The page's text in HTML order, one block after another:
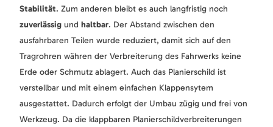
Stabilität. Zum anderen bleibt es auch langfristig noch
zuverlässig und haltbar. Der Abstand zwischen den
ausfahrbaren Teilen wurde reduziert, damit sich auf den
Tragrohren währen der Verbreiterung des Fahrwerks keine
Erde oder Schmutz ablagert. Auch das Planierschild ist
verstellbar und mit einem einfachen Klappensytem
ausgestattet. Dadurch erfolgt der Umbau zügig und frei von
Werkzeug. Da die klappbaren Planierschildverbreiterungen